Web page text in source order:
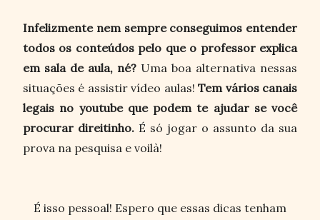
Infelizmente nem sempre conseguimos entender
todos os conteúdos pelo que o professor explica
em sala de aula, né? Uma boa alternativa nessas
situações é assistir vídeo aulas!Tem vários canais
legais no youtube que podem te ajudar se você
procurar direitinho. É só jogar o assunto da sua
prova na pesquisa e voilà!
É isso pessoal! Espero que essas dicas tenham